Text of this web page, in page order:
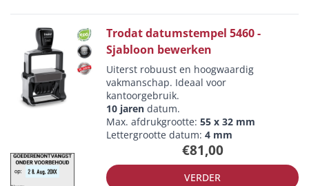
Trodat datumstempel 5460 -
Sjabloon bewerken
Uiterst robuust en hoogwaardig
vakmanschap. Ideaal voor
kantoorgebruik.
10 jaren datum.
Max. afdrukgrootte:55 x 32 mm
Lettergrootte datum:4 mm
€81,00
VERDER